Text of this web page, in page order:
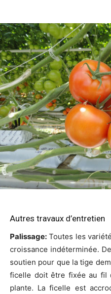
Autres travaux d’entretien
Palissage: Toutes les
croissance indéterminée.
soutien pour que la tige
ficelle doit être fixée au fil
plante. La ficelle est